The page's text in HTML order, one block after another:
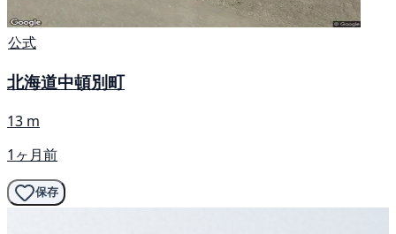
公式
北海道中頓別町
13 m
1ヶ月前
保存